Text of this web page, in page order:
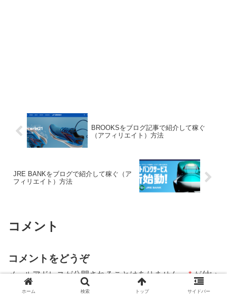
BROOKSをブログ記事で紹介して稼ぐ
（アフィリエイト）方法
JRE BANKをブログで紹介して稼ぐ（ア
フィリエイト）方法
コメント
コメントをどうぞ
メールアドレスが公開されることはありません。 *が付い
ている欄は必須項目です
ホーム 検索 トップ サイドバー